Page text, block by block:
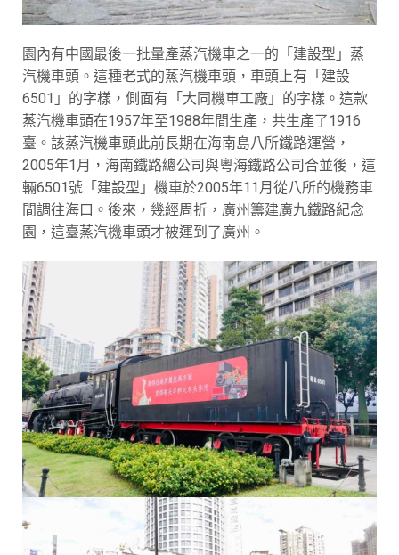
園內有中國最後一批量產蒸汽機車之一的「建設型」蒸
汽機車頭。這種老式的蒸汽機車頭，車頭上有「建設
6501」的字樣，側面有「大同機車工廠」的字樣。這款
蒸汽機車頭在1957年至1988年間生產，共生產了1916
臺。該蒸汽機車頭此前長期在海南島八所鐵路運營，
2005年1月，海南鐵路總公司與粵海鐵路公司合並後，這
輛6501號「建設型」機車於2005年11月從八所的機務車
間調往海口。後來，幾經周折，廣州籌建廣九鐵路紀念
園，這臺蒸汽機車頭才被運到了廣州。